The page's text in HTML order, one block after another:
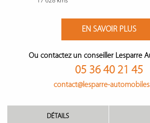
EN SAVOIR PLUS
Ou contactez un conseiller Lesparre
05 36 40 21 45
contact@lesparre-
DÉTAILS